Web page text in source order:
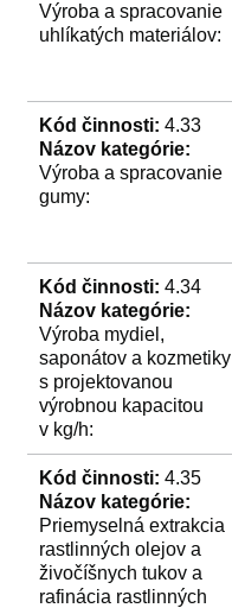
Výroba a spracovanie
uhlíkatých materiálov:
Kód činnosti: 4.33
Názov kategórie:
Výroba a spracovanie
gumy:
Kód činnosti: 4.34
Názov kategórie:
Výroba mydiel,
saponátov a kozmetiky
s projektovanou
výrobnou kapacitou
v kg/h:
Kód činnosti: 4.35
Názov kategórie:
Priemyselná extrakcia
rastlinných olejov a
živočíšnych tukov a
rafinácia rastlinných